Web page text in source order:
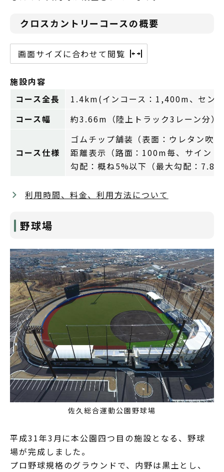
クロスカントリーコースの概要
画面サイズに合わせて閲覧
施設内容
コース全長
1.4km(インコース：1,400m、セン
コース幅
約3.66m（陸上トラック3レーン分）
コース仕様
ゴムチップ舗装（表面：ウレタン吹
距離表示（路面：100m毎、サイン
勾配：概ね5%以下（最大勾配：
利用時間、料金、利用方法について
野球場
佐久総合運動公園野球場
平成31年3月に本公園四つ目の施設となる、野球
場が完成しました。
プロ野球規格のグラウンドで、内野は黒土とし、